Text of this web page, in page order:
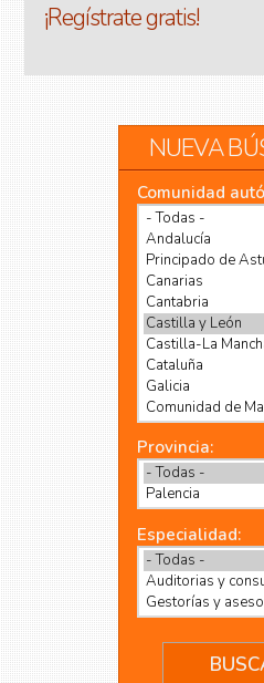
¡Regístrate gratis!
NUEVA
Comunidad
Provincia:
Especialidad: